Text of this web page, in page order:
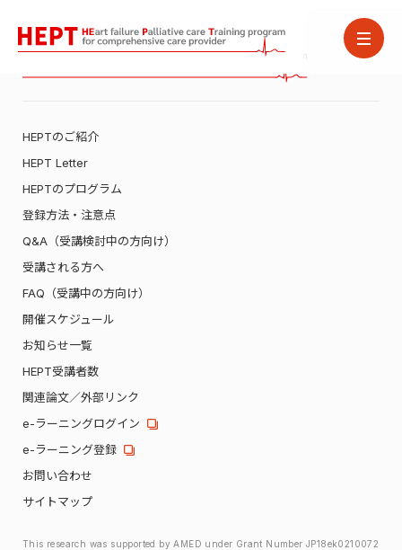
HEPTのご紹介
HEPT Letter
HEPTのプログラム
登録方法・注意点
Q&A（受講検討中の方向け）
受講される方へ
FAQ（受講中の方向け）
開催スケジュール
お知らせ一覧
HEPT受講者数
関連論文／外部リンク
e-ラーニングログイン
e-ラーニング登録
お問い合わせ
サイトマップ
This research was supported by AMED under Grant Number JP18ek0210072